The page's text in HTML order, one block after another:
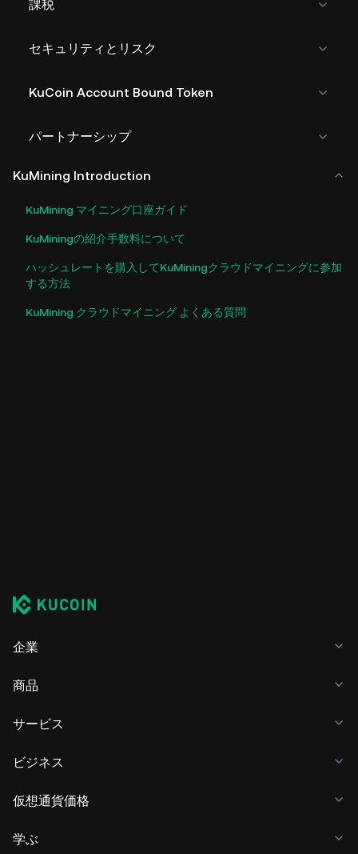
課税
セキュリティとリスク
KuCoin Account Bound Token
パートナーシップ
KuMining Introduction
KuMining マイニング口座ガイド
KuMiningの紹介手数料について
ハッシュレートを購入してKuMiningクラウドマイニングに参加
する方法
KuMining クラウドマイニング よくある質問
企業
商品
サービス
ビジネス
仮想通貨価格
学ぶ